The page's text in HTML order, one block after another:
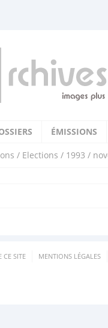
ÉMISSIONS
/ Elections / 1993 /
CE SITE MENTIONS LÉGALES